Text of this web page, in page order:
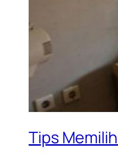
Tips